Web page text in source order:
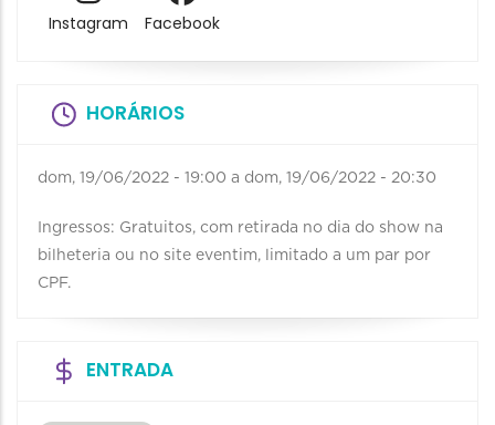
Instagram Facebook
HORÁRIOS
dom, 19/06/2022 - 19:00 a dom, 19/06/2022 - 20:30
Ingressos: Gratuitos, com retirada no dia do show na
bilheteria ou no site eventim, limitado a um par por
CPF.
ENTRADA